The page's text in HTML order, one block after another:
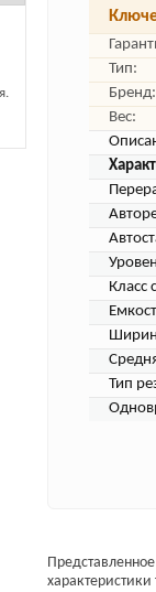
Тип:
Бренд:
Вес:
Класс
Тип